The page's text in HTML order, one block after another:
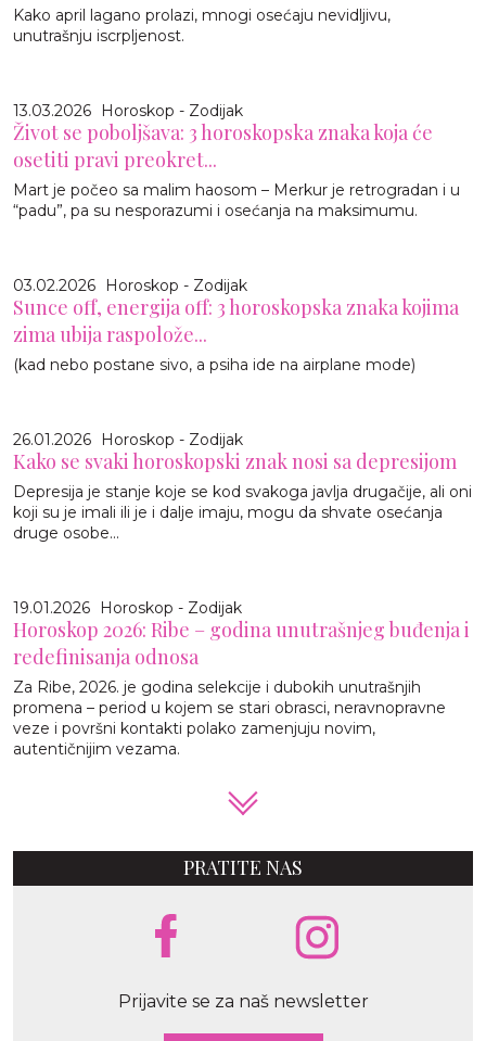
Kako april lagano prolazi, mnogi osećaju nevidljivu,
unutrašnju iscrpljenost.
13.03.2026 Horoskop - Zodijak
Život se poboljšava: 3 horoskopska znaka koja će
osetiti pravi preokret...
Mart je počeo sa malim haosom – Merkur je retrogradan i u
“padu”, pa su nesporazumi i osećanja na maksimumu.
03.02.2026 Horoskop - Zodijak
Sunce off, energija off: 3 horoskopska znaka kojima
zima ubija raspolože...
(kad nebo postane sivo, a psiha ide na airplane mode)
26.01.2026 Horoskop - Zodijak
Kako se svaki horoskopski znak nosi sa depresijom
Depresija je stanje koje se kod svakoga javlja drugačije, ali oni
koji su je imali ili je i dalje imaju, mogu da shvate osećanja
druge osobe...
19.01.2026 Horoskop - Zodijak
Horoskop 2026: Ribe – godina unutrašnjeg buđenja i
redefinisanja odnosa
Za Ribe, 2026. je godina selekcije i dubokih unutrašnjih
promena – period u kojem se stari obrasci, neravnopravne
veze i površni kontakti polako zamenjuju novim,
autentičnijim vezama.
PRATITE NAS
Prijavite se za naš newsletter